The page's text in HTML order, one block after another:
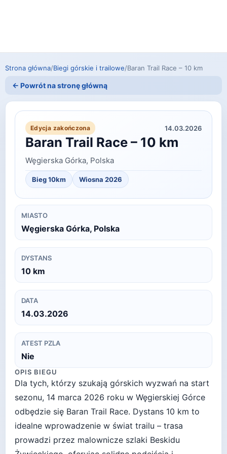
Strona główna/Biegi górskie i trailowe/Baran Trail Race – 10 km
← Powrót na stronę główną
Edycja zakończona 14.03.2026
Baran Trail Race – 10 km
Węgierska Górka, Polska
Bieg 10km Wiosna 2026
MIASTO
Węgierska Górka, Polska
DYSTANS
10 km
DATA
14.03.2026
ATEST PZLA
Nie
OPIS BIEGU
Dla tych, którzy szukają górskich wyzwań na start
sezonu, 14 marca 2026 roku w Węgierskiej Górce
odbędzie się Baran Trail Race. Dystans 10 km to
idealne wprowadzenie w świat trailu – trasa
prowadzi przez malownicze szlaki Beskidu